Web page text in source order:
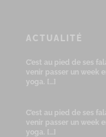
ACTUALITÉ
C’est au pied de ses
venir passer un week
yoga. […]
C’est au pied de ses
venir passer un week
yoga. […]